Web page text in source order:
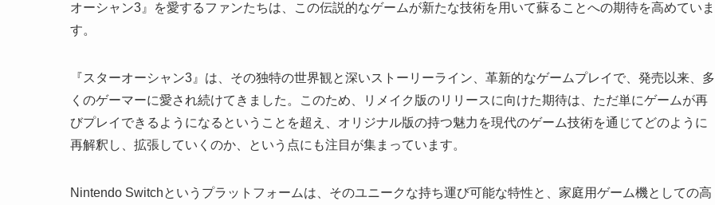
オーシャン3』を愛するファンたちは、この伝説的なゲームが新たな技術を用いて蘇ることへの期待を高めていま
す。
『スターオーシャン3』は、その独特の世界観と深いストーリーライン、革新的なゲームプレイで、発売以来、多
くのゲーマーに愛され続けてきました。このため、リメイク版のリリースに向けた期待は、ただ単にゲームが再
びプレイできるようになるということを超え、オリジナル版の持つ魅力を現代のゲーム技術を通じてどのように
再解釈し、拡張していくのか、という点にも注目が集まっています。
Nintendo Switchというプラットフォームは、そのユニークな持ち運び可能な特性と、家庭用ゲーム機としての高